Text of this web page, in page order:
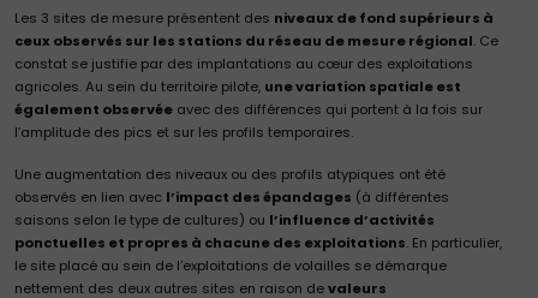
Les 3 sites de mesure présentent des niveaux de fond supérieurs à
ceux observés sur les stations du réseau de mesure régional. Ce
constat se justifie par des implantations au cœur des exploitations
agricoles. Au sein du territoire pilote, une variation spatiale est
également observée avec des différences qui portent à la fois sur
l’amplitude des pics et sur les profils temporaires.
Une augmentation des niveaux ou des profils atypiques ont été
observés en lien avec l’impact des épandages (à différentes
saisons selon le type de cultures) ou l’influence d’activités
ponctuelles et propres à chacune des exploitations. En particulier,
le site placé au sein de l’exploitations de volailles se démarque
nettement des deux autres sites en raison devaleurs